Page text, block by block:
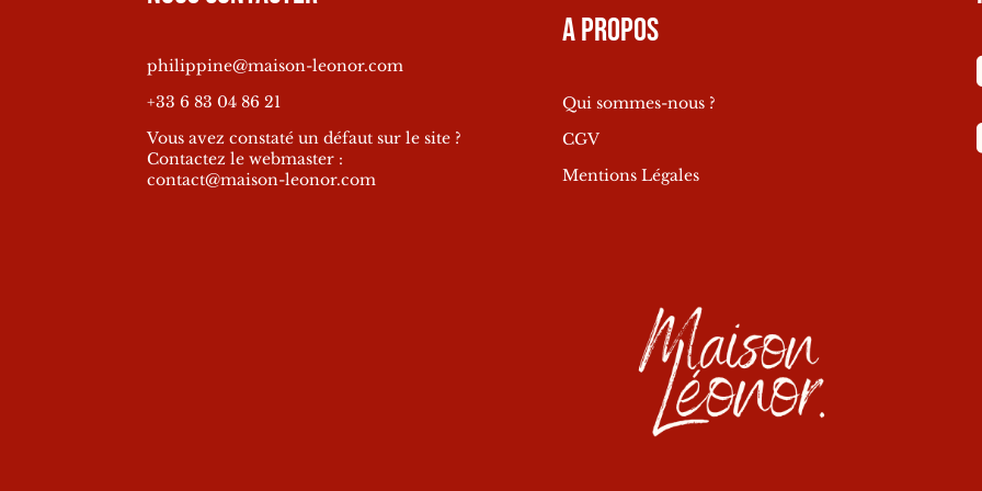
philippine@maison-leonor.com
+33 6 83 04 86 21
Vous avez constaté un défaut sur le site ?
Contactez le webmaster :
contact@maison-leonor.com
A propos
Qui sommes-nous ?
CGV
Mentions Légales